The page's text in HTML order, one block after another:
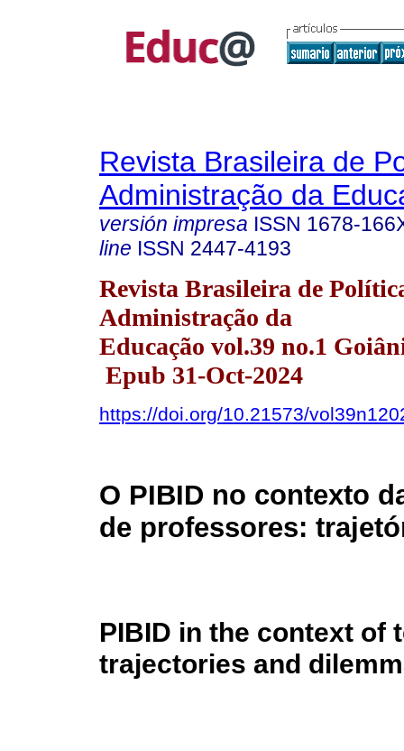
Revista Brasileira de
Administração da
versión impresa ISSN 1678-
line ISSN 2447-4193
Revista Brasileira de
Administração da
Educação vol.39 no.1
Epub 31-Oct-2024
https://doi.org/10.21573/
O PIBID no contexto
de professores:
PIBID in the context of
trajectories and